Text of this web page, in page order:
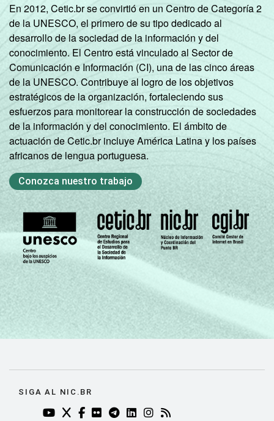
En 2012, Cetic.br se convirtió en un Centro de Categoría 2
de la UNESCO, el primero de su tipo dedicado al
desarrollo de la sociedad de la información y del
conocimiento. El Centro está vinculado al Sector de
Comunicación e Información (CI), una de las cinco áreas
de la UNESCO. Contribuye al logro de los objetivos
estratégicos de la organización, fortaleciendo sus
esfuerzos para monitorear la construcción de sociedades
de la información y del conocimiento. El ámbito de
actuación de Cetic.br incluye América Latina y los países
africanos de lengua portuguesa.
Conozca nuestro trabajo
SIGA AL NIC.BR
YOUTUBE DO NIC.BR (ABRE EM NOVA ABA)
TWITTER DO NIC.BR (ABRE EM NOVA ABA)
FACEBOOK DO NIC.BR (ABRE EM NOVA
FLICKR DO NIC.BR (ABRE EM NOVA
TELEGRAM DO NIC.BR (ABRE EM
LINKEDIN DO NIC.BR (ABRE
INSTAGRAM DO NIC.BR
RSS DO NIC.BR (ABRE